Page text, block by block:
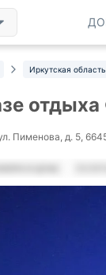
Иркутская область
отдыха
Пименова, д. 5,